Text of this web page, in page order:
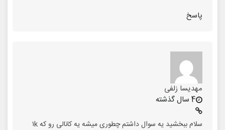
پاسخ
مهدیسا زلفی
4 سال گذشته
سلام ببخشید یه سوال داشتم چطوری میشه یه کانالی رو که ۱k